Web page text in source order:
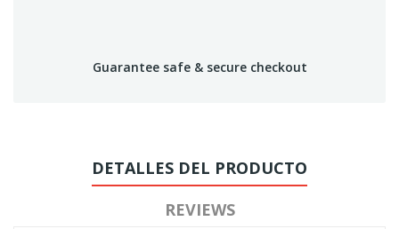
Guarantee safe & secure checkout
DETALLES DEL PRODUCTO
REVIEWS